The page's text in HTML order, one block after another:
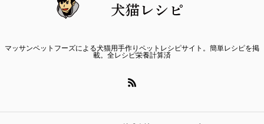
マッサンペットフーズによる犬猫用手作りペットレシピサイト。簡単レシピを掲
載。全レシピ栄養計算済